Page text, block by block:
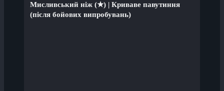
Мисливський ніж (★) | Криваве павутиння
(після бойових випробувань)